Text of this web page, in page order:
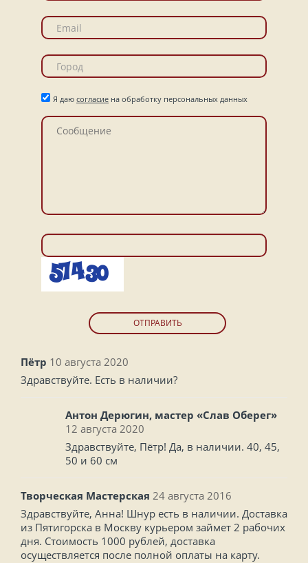
Я даю согласие на обработку персональных данных
ОТПРАВИТЬ
Пётр 10 августа 2020
Здравствуйте. Есть в наличии?
Антон Дерюгин, мастер «Слав Оберег»
12 августа 2020
Здравствуйте, Пётр! Да, в наличии. 40, 45,
50 и 60 см
Творческая Мастерская 24 августа 2016
Здравствуйте, Анна! Шнур есть в наличии. Доставка
из Пятигорска в Москву курьером займет 2 рабочих
дня. Стоимость 1000 рублей, доставка
осуществляется после полной оплаты на карту.